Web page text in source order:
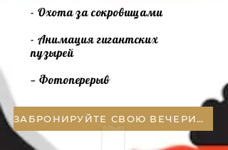
- Охота за сокровищами
- Анимация гигантских
пузырей
— Фотоперерыв
ЗАБРОНИРУЙТЕ СВОЮ ВЕЧЕРИНКУ